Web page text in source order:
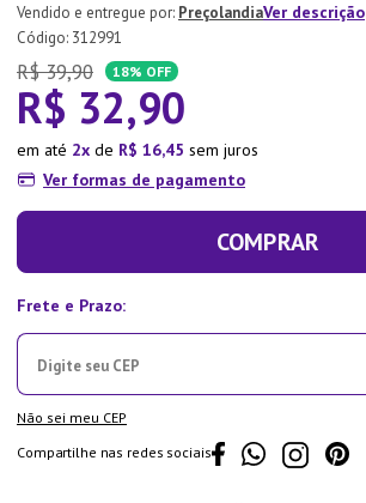
PreçolandiaVer descrição
: 312991
R$ 39,90 18% OFF
R$ 32,90
em até 2 de R$ 16,45 sem juros
Ver formas de pagamento
COMPRAR
Não sei meu CEP
Compartilhe nas redes sociais